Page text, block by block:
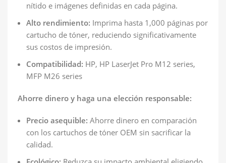
nítido e imágenes definidas en cada página.
Alto rendimiento: Imprima hasta 1,000 páginas por
cartucho de tóner, reduciendo significativamente
sus costos de impresión.
Compatibilidad: HP, HP LaserJet Pro M12 series,
MFP M26 series
Ahorre dinero y haga una elección responsable:
Precio asequible: Ahorre dinero en comparación
con los cartuchos de tóner OEM sin sacrificar la
calidad.